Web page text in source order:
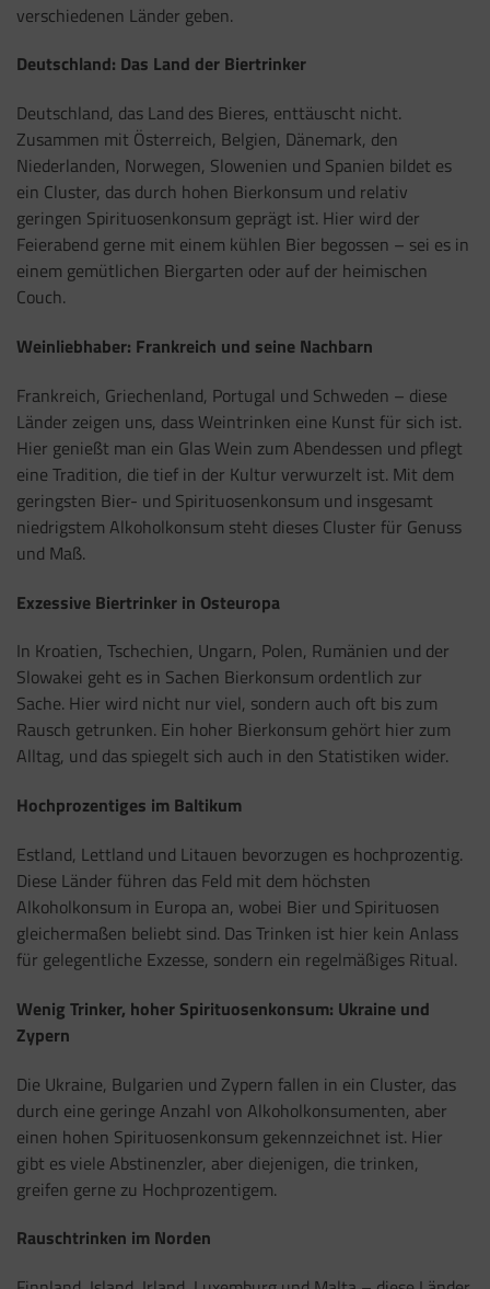
verschiedenen Länder geben.
Deutschland: Das Land der Biertrinker
Deutschland, das Land des Bieres, enttäuscht nicht.
Zusammen mit Österreich, Belgien, Dänemark, den
Niederlanden, Norwegen, Slowenien und Spanien bildet es
ein Cluster, das durch hohen Bierkonsum und relativ
geringen Spirituosenkonsum geprägt ist. Hier wird der
Feierabend gerne mit einem kühlen Bier begossen – sei es in
einem gemütlichen Biergarten oder auf der heimischen
Couch.
Weinliebhaber: Frankreich und seine Nachbarn
Frankreich, Griechenland, Portugal und Schweden – diese
Länder zeigen uns, dass Weintrinken eine Kunst für sich ist.
Hier genießt man ein Glas Wein zum Abendessen und pflegt
eine Tradition, die tief in der Kultur verwurzelt ist. Mit dem
geringsten Bier- und Spirituosenkonsum und insgesamt
niedrigstem Alkoholkonsum steht dieses Cluster für Genuss
und Maß.
Exzessive Biertrinker in Osteuropa
In Kroatien, Tschechien, Ungarn, Polen, Rumänien und der
Slowakei geht es in Sachen Bierkonsum ordentlich zur
Sache. Hier wird nicht nur viel, sondern auch oft bis zum
Rausch getrunken. Ein hoher Bierkonsum gehört hier zum
Alltag, und das spiegelt sich auch in den Statistiken wider.
Hochprozentiges im Baltikum
Estland, Lettland und Litauen bevorzugen es hochprozentig.
Diese Länder führen das Feld mit dem höchsten
Alkoholkonsum in Europa an, wobei Bier und Spirituosen
gleichermaßen beliebt sind. Das Trinken ist hier kein Anlass
für gelegentliche Exzesse, sondern ein regelmäßiges Ritual.
Wenig Trinker, hoher Spirituosenkonsum: Ukraine und
Zypern
Die Ukraine, Bulgarien und Zypern fallen in ein Cluster, das
durch eine geringe Anzahl von Alkoholkonsumenten, aber
einen hohen Spirituosenkonsum gekennzeichnet ist. Hier
gibt es viele Abstinenzler, aber diejenigen, die trinken,
greifen gerne zu Hochprozentigem.
Rauschtrinken im Norden